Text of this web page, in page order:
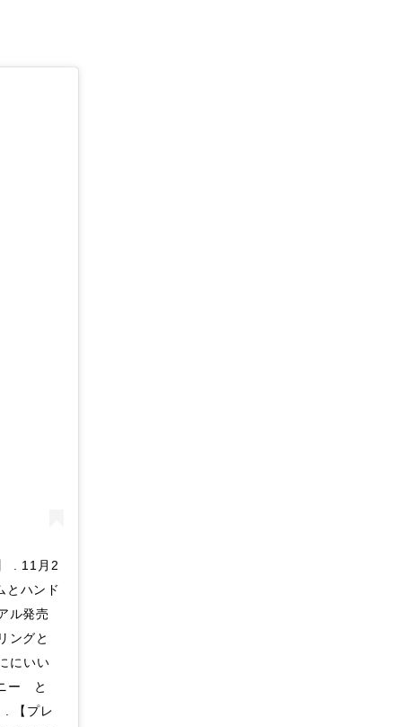
. 11月2
とハンド
ル発売
ングと
にいい
ー と
. 【プレ